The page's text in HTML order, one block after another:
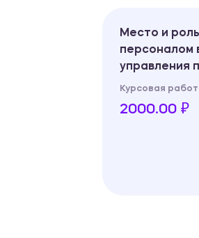
Место и
персоналом
управления
Курсовая
2000.00 ₽